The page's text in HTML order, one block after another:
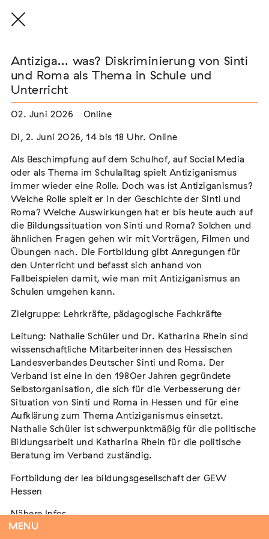
MENU
THE THREAD THAT HOLDS / DER FADEN,
DER HÄLT
Der Weg der Sinti und Roma
02. August 2026 - 16. August 2026 Darmstadt
Flucht – Internierung – Deportation –
Vernichtung
Extern
07. August 2026 Darmstadt
Antiziganismus in Relation zu Rassismus
und Antisemitismus
MARKUS END
04. September 2026 Aachen
Antiziga… was? Diskriminierung von Sinti
und Roma als Thema in Schule und
Unterricht
02. Juni 2026 Online
Di, 2. Juni 2026, 14 bis 18 Uhr. Online
Als Beschimpfung auf dem Schulhof, auf Social Media
oder als Thema im Schulalltag spielt Antiziganismus
immer wieder eine Rolle. Doch was ist Antiziganismus?
Welche Rolle spielt er in der Geschichte der Sinti und
Roma? Welche Auswirkungen hat er bis heute auch auf
die Bildungssituation von Sinti und Roma? Solchen und
ähnlichen Fragen gehen wir mit Vorträgen, Filmen und
Übungen nach. Die Fortbildung gibt Anregungen für
den Unterricht und befasst sich anhand von
Fallbeispielen damit, wie man mit Antiziganismus an
Schulen umgehen kann.
Zielgruppe: Lehrkräfte, pädagogische Fachkräfte
Leitung: Nathalie Schüler und Dr. Katharina Rhein sind
wissenschaftliche Mitarbeiterinnen des Hessischen
Landesverbandes Deutscher Sinti und Roma. Der
Verband ist eine in den 1980er Jahren gegründete
Selbstorganisation, die sich für die Verbesserung der
Situation von Sinti und Roma in Hessen und für eine
Aufklärung zum Thema Antiziganismus einsetzt.
Nathalie Schüler ist schwerpunktmäßig für die politische
Bildungsarbeit und Katharina Rhein für die politische
Beratung im Verband zuständig.
Fortbildung der lea bildungsgesellschaft der GEW
Hessen
Nähere Infos